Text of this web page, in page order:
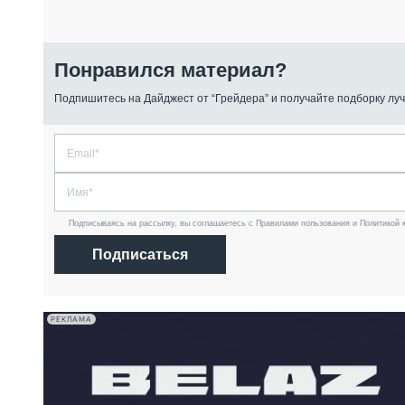
Понравился материал?
Подпишитесь на Дайджест от “Грейдера” и получайте подборку
Подписываясь на рассылку, вы соглашаетесь с Правилами пользования и
Подписаться
РЕКЛАМА